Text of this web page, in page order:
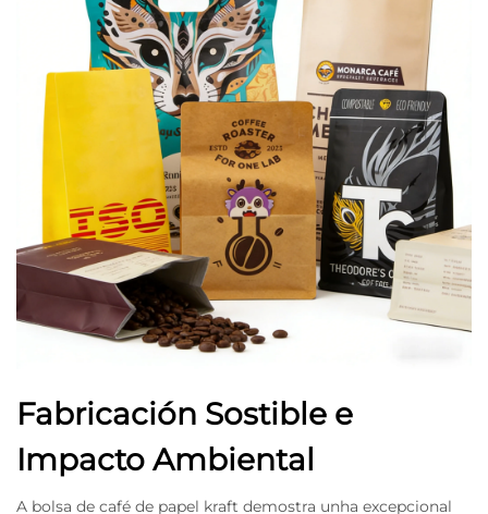
Fabricación Sostible e
Impacto Ambiental
A bolsa de café de papel kraft demostra unha excepcional